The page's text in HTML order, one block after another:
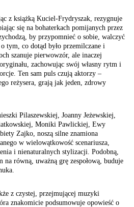
z książką Kuciel-Frydryszak, rezygnuje
się na bohaterkach pomijanych przez
by przypomnieć o sobie, walczyć
tym, co dotąd było przemilczane i
szanuje pierwowzór, ale inaczej
zachowując swój własny rytm i
Ten sam puls czują aktorzy –
reżysera, grają jak jeden, zdrowy
Pilaszewskiej, Joanny Jeżewskiej,
Moniki Pawlickiej, Ewy
Zajko, noszą silne znamiona
w wielowątkowość scenariusza,
i nienaturalnych stylizacji. Podobną,
na równą, uważną grę zespołową, buduje
z czystej, przejmującej muzyki
znakomicie podsumowuje opowieść o